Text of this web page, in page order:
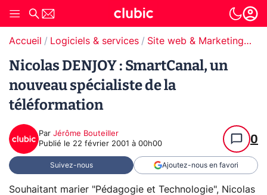
Accueil Logiciels & services Site web & Marketing Digital
Nicolas DENJOY : SmartCanal, un
nouveau spécialiste de la
téléformation
Par Jérôme Bouteiller
Publié le 22 février 2001 à 00h00 0
Suivez-nous Ajoutez-nous en favori
Souhaitant marier "Pédagogie et Technologie", Nicolas